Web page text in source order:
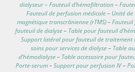
dialyseur – Fauteuil d’hémofiltration–
Fauteuil de perfusion médicale– Unité
magnétique transcrânienne (rTMS)–Fauteuil
fauteuil de dialyse– Table pour fauteuil
Support latéral pour fauteuil de traitement
soins pour services de dialyse– Table
d’hémodialyse– Table accessoire pour
Porte-serum–Support pour perfusion IV–